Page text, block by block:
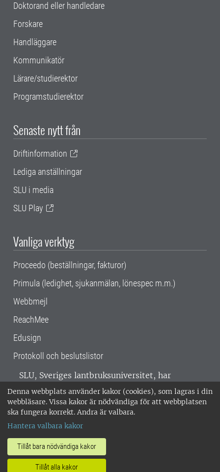
Denna webbplats använder kakor (cookies), som lagras i din
webbläsare. Vissa kakor är nödvändiga för att webbplatsen
ska fungera korrekt. Andra är valbara.
Hantera valbara kakor
Tillåt bara nödvändiga kakor
Tillåt alla kakor
Doktorand eller handledare
Forskare
Handläggare
Kommunikatör
Lärare/studierektor
Programstudierektor
Senaste nytt från
Driftinformation
Lediga anställningar
SLU i media
SLU Play
Vanliga verktyg
Proceedo (beställningar, fakturor)
Primula (ledighet, sjukanmälan, lönespec m.m.)
Webbmejl
ReachMee
Edusign
Protokoll och beslutslistor
SLU, Sveriges lantbruksuniversitet, har
verksamhet över hela Sverige. Huvudorter är
Alnarp, Uppsala och Umeå.SLU är
miljöcertifierat enligt ISO 14001. •
018-67 10 00 • Org nr: 202100-2817 •
Om SLU:s webbplatser
•Hantera kakor•Behandling av
personuppgifter